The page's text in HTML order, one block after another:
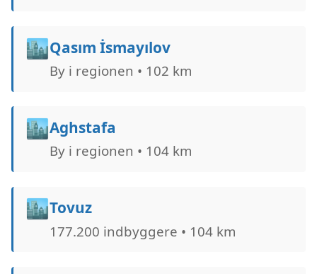
🏙️Qasım İsmayılov
By i regionen • 102 km
🏙️Aghstafa
By i regionen • 104 km
🏙️Tovuz
177.200 indbyggere • 104 km